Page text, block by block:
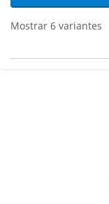
Mostrar 6 variantes